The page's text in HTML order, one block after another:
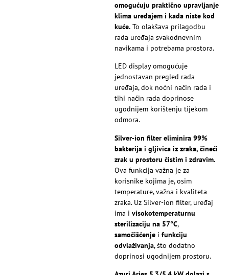
omogućuju praktično upravljanje
klima uređajem i kada niste kod
kuće. To olakšava prilagodbu
rada uređaja svakodnevnim
navikama i potrebama prostora.
LED display omogućuje
jednostavan pregled rada
uređaja, dok noćni način rada i
tihi način rada doprinose
ugodnijem korištenju tijekom
odmora.
Silver-ion filter eliminira 99%
bakterija i gljivica iz zraka, čineći
zrak u prostoru čistim i zdravim.
Ova funkcija važna je za
korisnike kojima je, osim
temperature, važna i kvaliteta
zraka. Uz Silver-ion filter, uređaj
ima i visokotemperaturnu
sterilizaciju na 57°C,
samočišćenje i funkciju
odvlaživanja, što dodatno
doprinosi ugodnijem prostoru.